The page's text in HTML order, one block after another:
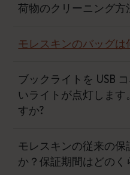
荷物のクリーニング方
モレスキンのバッグ
ブックライトを USB
いライトが点灯しま
すか?
モレスキンの従来の
か？保証期間はどのく